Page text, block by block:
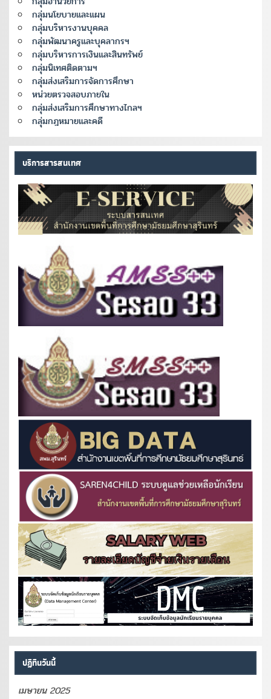
กลุ่มนโยบายและแผน
กลุ่มบริหารงานบุคคล
กลุ่มพัฒนาครูและบุคลากรฯ
กลุ่มบริหารการเงินและสินทรัพย์
กลุ่มนิเทศติดตามฯ
กลุ่มส่งเสริมการจัดการศึกษา
หน่วยตรวจสอบภายใน
กลุ่มส่งเสริมการศึกษาทางไกลฯ
กลุ่มกฎหมายและคดี
บริการสารสนเทศ
ปฏิทินวันนี้
เมษายน 2025